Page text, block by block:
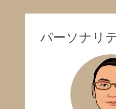
パーソナリ